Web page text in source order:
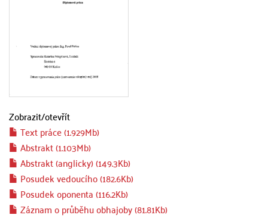
Zobrazit/otevřít
Text práce (1.929Mb)
Abstrakt (1.103Mb)
Abstrakt (anglicky) (149.3Kb)
Posudek vedoucího (182.6Kb)
Posudek oponenta (116.2Kb)
Záznam o průběhu obhajoby (81.81Kb)